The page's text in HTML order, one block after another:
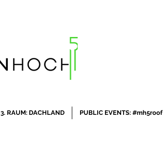
3. RAUM: DACHLAND PUBLIC EVENTS: #mh5roof